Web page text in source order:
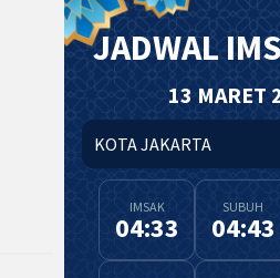
JADWAL
13 MARET
IMSAK
04:33
SUBUH
04:43